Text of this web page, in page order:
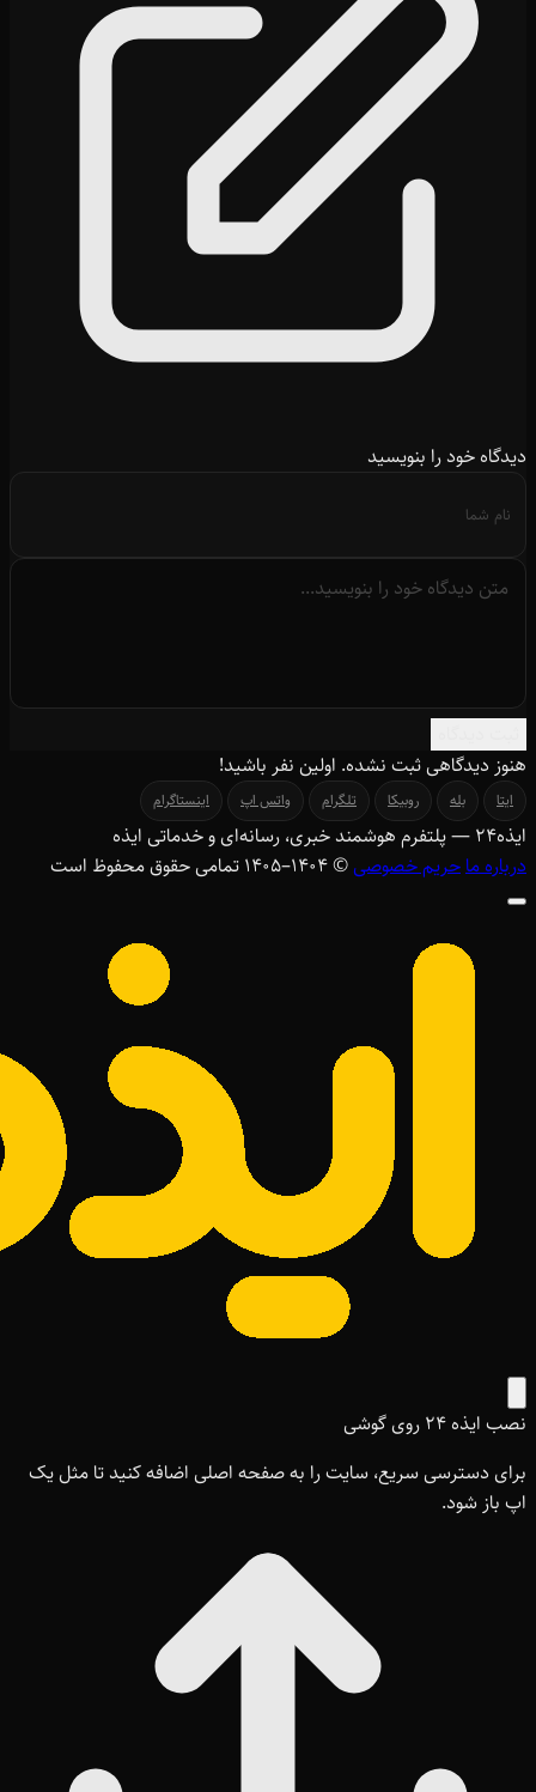
دیدگاه خود را بنویسید
هنوز دیدگاهی ثبت نشده. اولین نفر باشید!
ایتا بله روبیکا تلگرام واتس اپ اینستاگرام
ایذه۲۴ — پلتفرم هوشمند خبری، رسانه‌ای و خدماتی ایذه
درباره ماحریم خصوصی© ۱۴۰۴–1405 تمامی حقوق محفوظ است
نصب ایذه ۲۴ روی گوشی
برای دسترسی سریع، سایت را به صفحه اصلی اضافه کنید تا مثل یک
اپ باز شود.